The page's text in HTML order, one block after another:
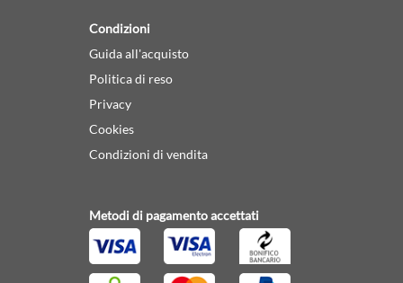
Condizioni
Guida all'acquisto
Politica di reso
Privacy
Cookies
Condizioni di vendita
Metodi di pagamento accettati